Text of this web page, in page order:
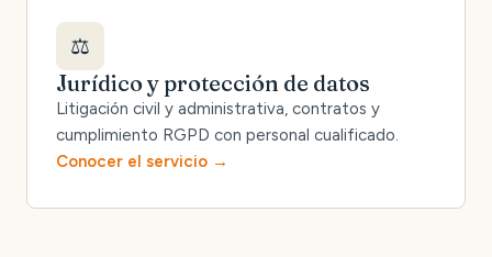
⚖️
Jurídico y protección de datos
Litigación civil y administrativa, contratos y
cumplimiento RGPD con personal cualificado.
Conocer el servicio